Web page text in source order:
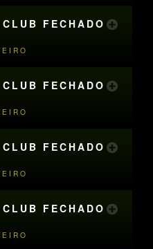
FECHADO
FECHADO
FECHADO
FECHADO